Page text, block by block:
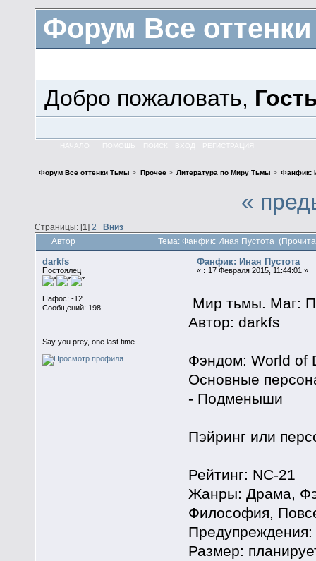
Форум Все
Добро пожаловать,
НАЧАЛО ПОМОЩЬ ВХОД РЕГИСТРАЦИЯ
Форум Все оттенки Тьмы > Прочее> Литература по Миру Тьмы > Фанфик:
«
Страницы: [1] 2 Вниз
Автор Тема: Фанфик: Иная Пустота
darkfs
Постоялец
Пафос: -12
Сообщений: 198
Say you prey, one last time.
Фанфик: Иная Пустота
« : 17 Февраля 2015, 11:44:01 »
Мир тьмы. Маг:
Автор: darkfs
Фэндом: World of
Основные
- Подменыши
Пэйринг или
Рейтинг: NC-21
Жанры: Драма,
Философия,
Размер: